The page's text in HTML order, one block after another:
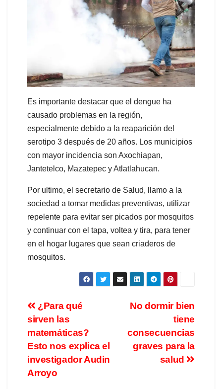
Es importante destacar que el dengue ha
causado problemas en la región,
especialmente debido a la reaparición del
serotipo 3 después de 20 años. Los municipios
con mayor incidencia son Axochiapan,
Jantetelco, Mazatepec y Atlatlahucan.
Por ultimo, el secretario de Salud, llamo a la
sociedad a tomar medidas preventivas, utilizar
repelente para evitar ser picados por mosquitos
y continuar con el tapa, voltea y tira, para tener
en el hogar lugares que sean criaderos de
mosquitos.
No dormir bien
tiene
consecuencias
graves para la
salud
¿Para qué
sirven las
matemáticas?
Esto nos explica el
investigador Audin
Arroyo